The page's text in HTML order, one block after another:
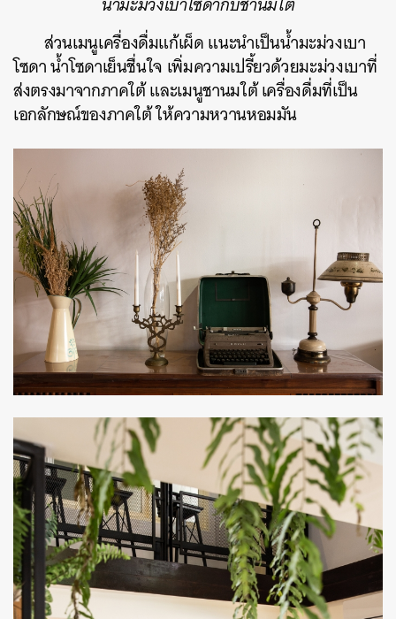
ส่วนเมนูเครื่องดื่มแก้เผ็ด แนะนำเป็นน้ำมะม่วงเบา
โซดา น้ำโซดาเย็นชื่นใจ เพิ่มความเปรี้ยวด้วยมะม่วงเบาที่
ส่งตรงมาจากภาคใต้ และเมนูชานมใต้ เครื่องดื่มที่เป็น
เอกลักษณ์ของภาคใต้ ให้ความหวานหอมมัน